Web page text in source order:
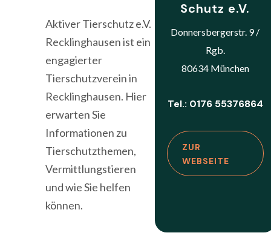
Aktiver Tierschutz e.V.
Recklinghausen ist ein
engagierter
Tierschutzverein in
Recklinghausen. Hier
erwarten Sie
Informationen zu
Tierschutzthemen,
Vermittlungstieren
und wie Sie helfen
können.
Schutz e.V.
Donnersbergerstr. 9 /
Rgb.
80634 München
Tel.: 0176 55376864
ZUR
WEBSEITE